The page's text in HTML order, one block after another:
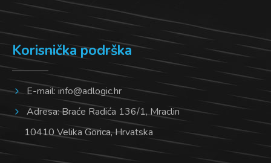
Korisnička podrška
E-mail:info@adlogic.hr
Adresa: Braće Radića 136/1, Mraclin
10410 Velika Gorica, Hrvatska